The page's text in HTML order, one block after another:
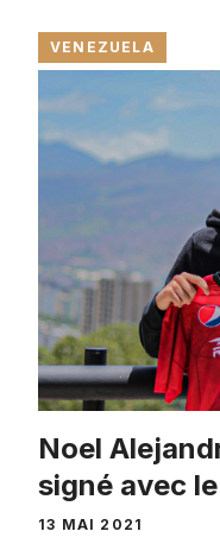
VENEZUELA
Noel
signé avec
13 MAI 2021